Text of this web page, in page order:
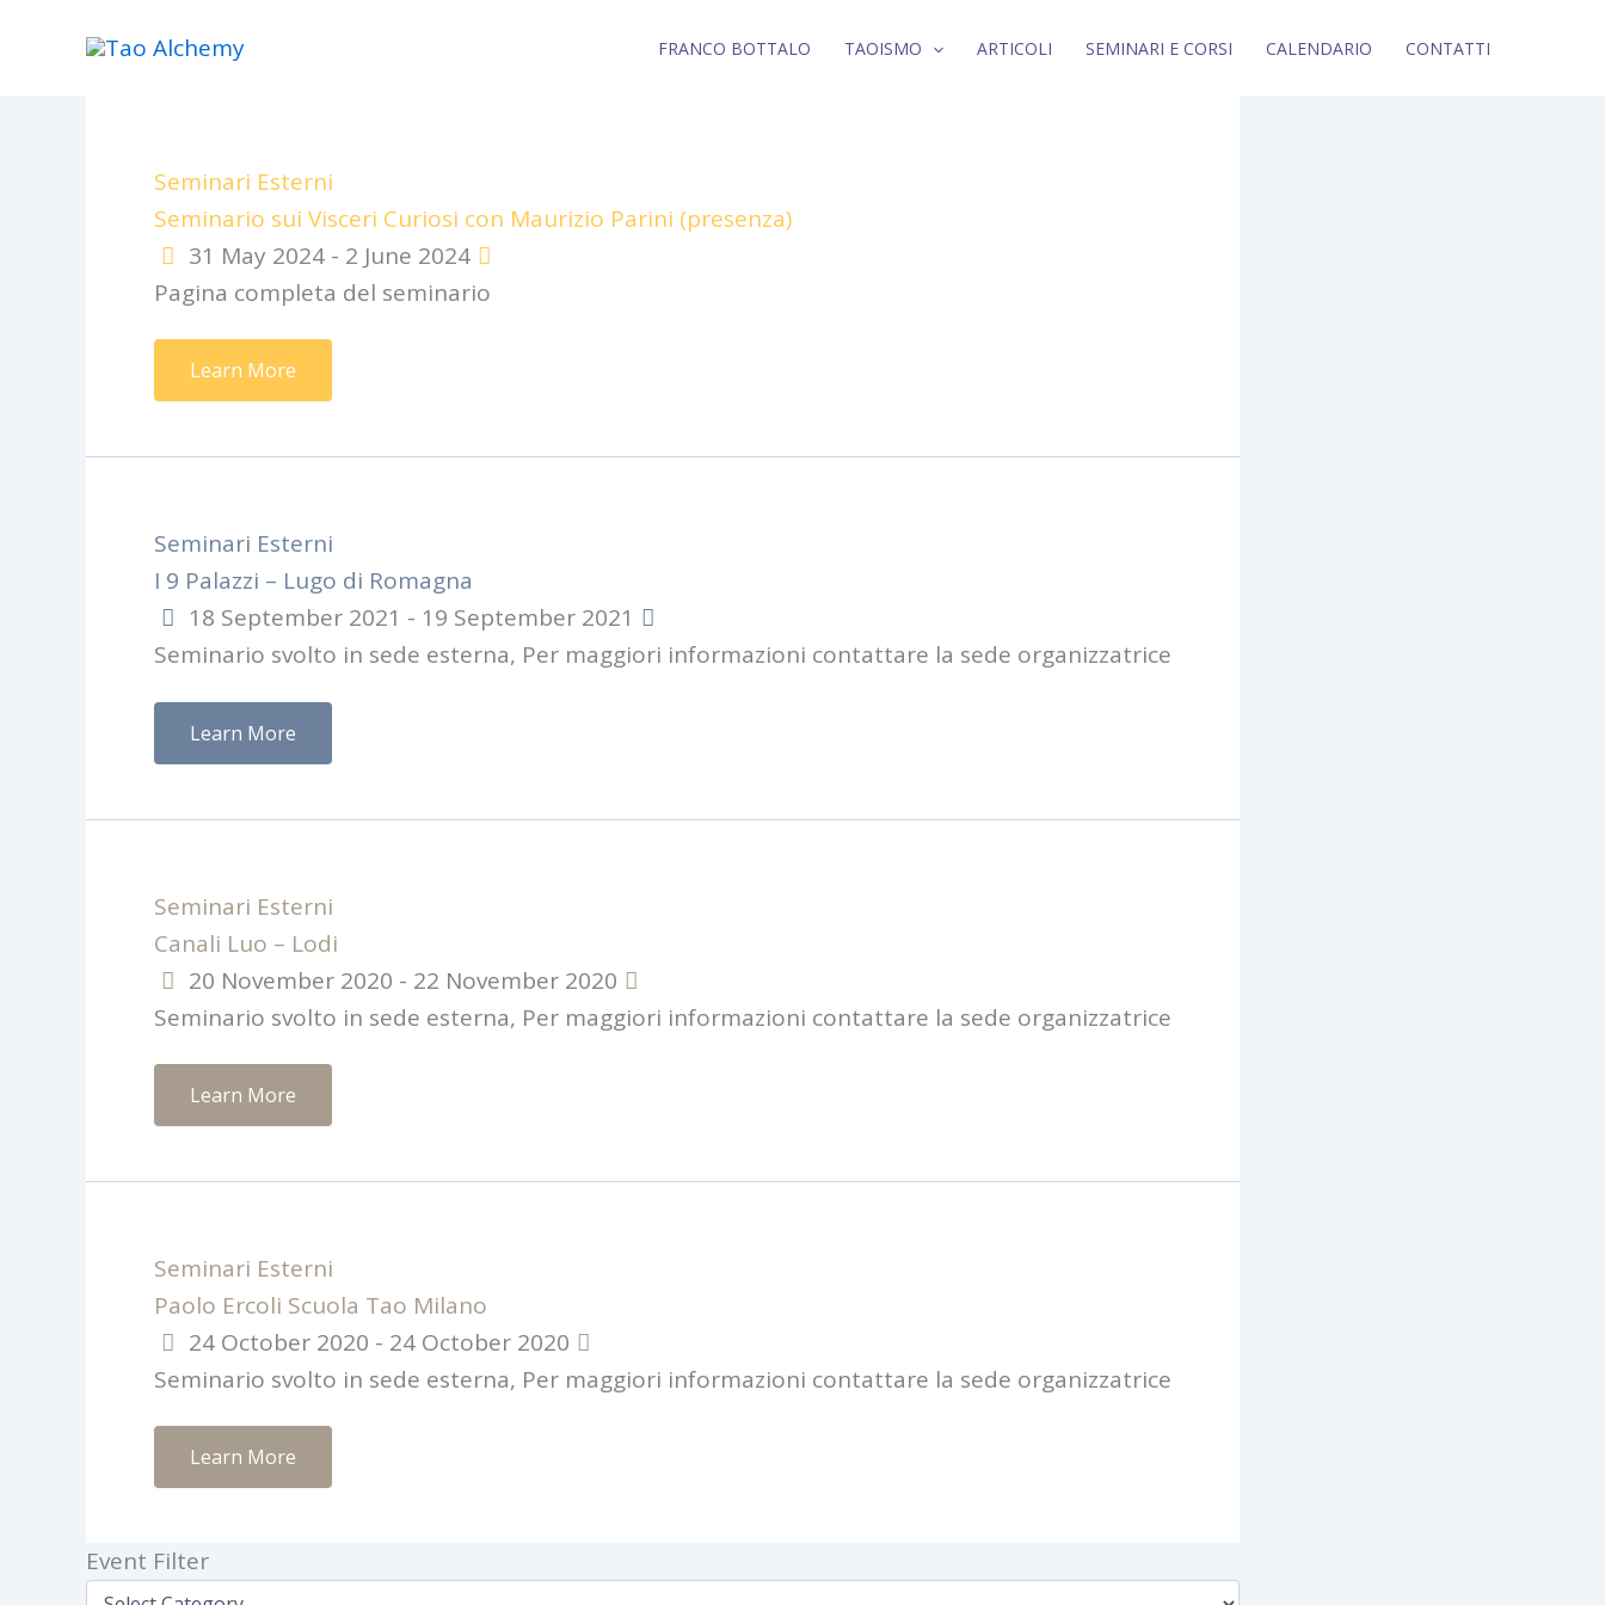
FRANCO BOTTALO TAOISMO ARTICOLI SEMINARI E CORSI CALENDARIO CONTATTI
Seminari Esterni
Seminario sui Visceri Curiosi con Maurizio Parini (presenza)
31 May 2024 - 2 June 2024
Pagina completa del seminario
Learn More
Seminari Esterni
I 9 Palazzi – Lugo di Romagna
18 September 2021 - 19 September 2021
Seminario svolto in sede esterna, Per maggiori informazioni contattare la sede organizzatrice
Learn More
Seminari Esterni
Canali Luo – Lodi
20 November 2020 - 22 November 2020
Seminario svolto in sede esterna, Per maggiori informazioni contattare la sede organizzatrice
Learn More
Seminari Esterni
Paolo Ercoli Scuola Tao Milano
24 October 2020 - 24 October 2020
Seminario svolto in sede esterna, Per maggiori informazioni contattare la sede organizzatrice
Learn More
Event Filter